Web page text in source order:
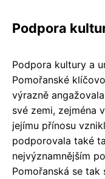
Podpora
Podpora kultury a
Pomořanské
výrazně
své zemi, zejména
jejímu přínosu
podporovala také
nejvýznamnějším
Pomořanská se tak